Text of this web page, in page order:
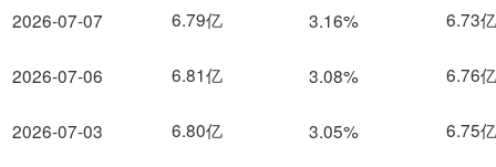
2026-07-07
2026-07-06
2026-07-03
6.79亿 3.16% 6.73亿
6.81亿 3.08% 6.76亿
6.80亿 3.05% 6.75亿